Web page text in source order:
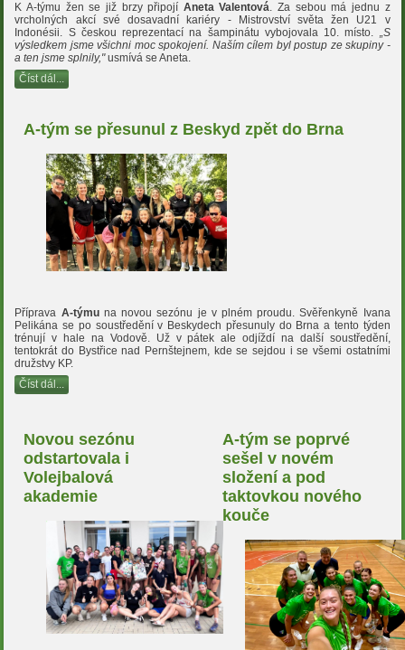
K A-týmu žen se již brzy připojí Aneta Valentová. Za sebou má jednu z
vrcholných akcí své dosavadní kariéry - Mistrovství světa žen U21 v
Indonésii. S českou reprezentací na šampinátu vybojovala 10. místo. „S
výsledkem jsme všichni moc spokojení. Naším cílem byl postup ze skupiny -
a ten jsme splnily,"usmívá se Aneta.
Číst dál...
A-tým se přesunul z Beskyd zpět do Brna
Příprava A-týmuna novou sezónu je v plném proudu. Svěřenkyně Ivana
Pelikána se po soustředění v Beskydech přesunuly do Brna a tento týden
trénují v hale na Vodově. Už v pátek ale odjíždí na další soustředění,
tentokrát do Bystřice nad Pernštejnem, kde se sejdou i se všemi ostatními
družstvy KP.
Číst dál...
Novou sezónu
odstartovala i
Volejbalová
akademie
A-tým se poprvé
sešel v novém
složení a pod
taktovkou nového
kouče